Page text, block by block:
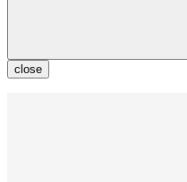
close